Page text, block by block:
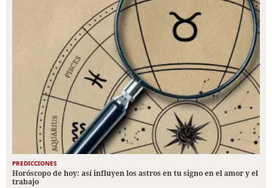
PREDICCIONES
Horóscopo de hoy: así influyen los astros en tu signo en el amor y el
trabajo